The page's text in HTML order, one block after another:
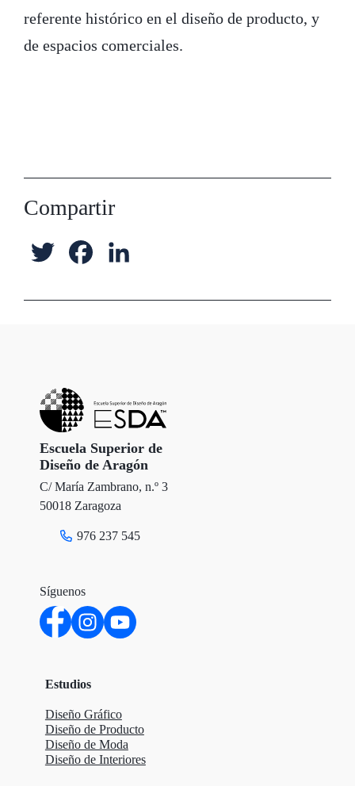
referente histórico en el diseño de producto, y
de espacios comerciales.
Compartir
e o
o
k
d
n
Escuela Superior de
Diseño de Aragón
C/ María Zambrano, n.º 3
50018 Zaragoza
976 237 545
Síguenos
Estudios
Diseño Gráfico
Diseño de Producto
Diseño de Moda
Diseño de Interiores